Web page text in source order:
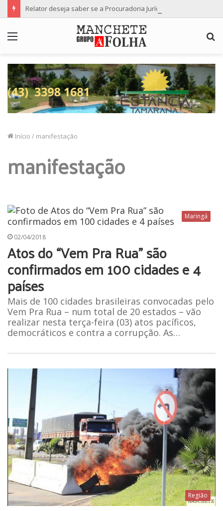
Início / manifestação
manifestação
Maringá
02/04/2018
Atos do “Vem Pra Rua” são
confirmados em 100 cidades e 4
países
Mais de 100 cidades brasileiras convocadas pelo
Vem Pra Rua – num total de 20 estados – vão
realizar nesta terça-feira (03) atos pacíficos,
democráticos e contra a corrupção. As…
Região